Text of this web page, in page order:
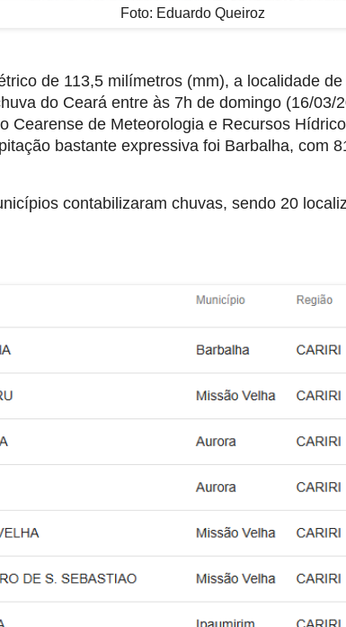
Foto: Eduardo Queiroz
de 113,5 milímetros (mm), a localidade
do Ceará entre às 7h de domingo (16/03/
Cearense de Meteorologia e Recursos
bastante expressiva foi Barbalha, com
contabilizaram chuvas, sendo 20